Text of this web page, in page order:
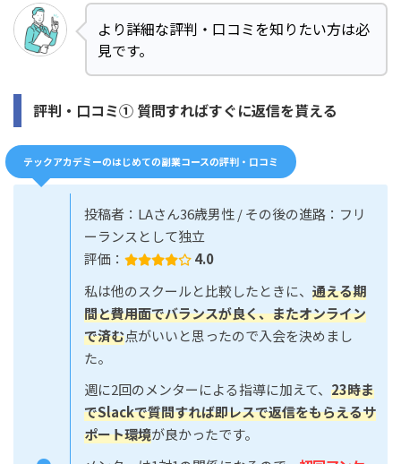
まとめ：テックアカデミーのはじめての副業コースの評
判・口コミ【難しい？稼げる？】
より詳細な評判・口コミを知りたい方は必
見です。
評判・口コミ① 質問すればすぐに返信を貰える
テックアカデミーのはじめての副業コースの評判・口コミ
投稿者：LAさん36歳男性 / その後の進路：フリ
ーランスとして独立
評価：
4.0
私は他のスクールと比較したときに、 通える期
間と費用面でバランスが良く、またオンライン
で済む点がいいと思ったので入会を決めまし
た。
週に2回のメンターによる指導に加えて、 23時ま
でSlackで質問すれば即レスで返信をもらえるサ
ポート環境が良かったです。